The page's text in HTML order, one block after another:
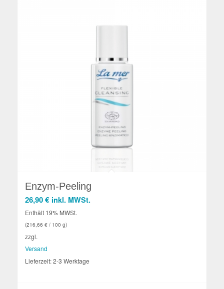
Enzym-Peeling
26,90€ inkl. MWSt.
Enthält 19% MWSt.
(216,66 €/ 100 g)
zzgl.
Versand
Lieferzeit: 2-3 Werktage